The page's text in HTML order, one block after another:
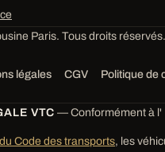
Paris. Tous droits réservés.
légales CGV Politique de
VTC — Conformément à l'
Code des transports, les